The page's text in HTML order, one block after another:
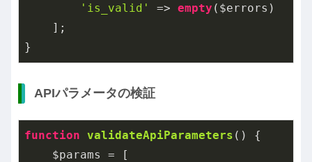
'is_valid'
=> empty ($errors)
    ];
}
APIパラメータの検証
function validateApiParameters ()
{
    $params = [